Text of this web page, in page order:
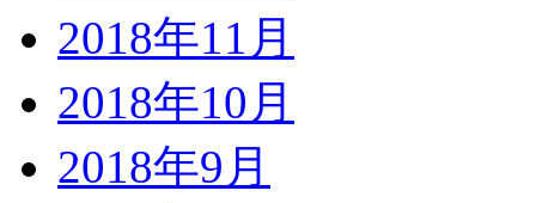
2018年11月
2018年10月
2018年9月